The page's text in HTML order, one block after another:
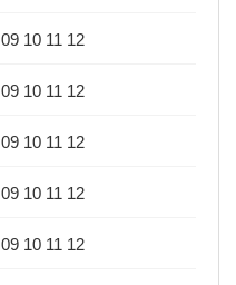
09 10 11 12
09 10 11 12
09 10 11 12
09 10 11 12
09 10 11 12